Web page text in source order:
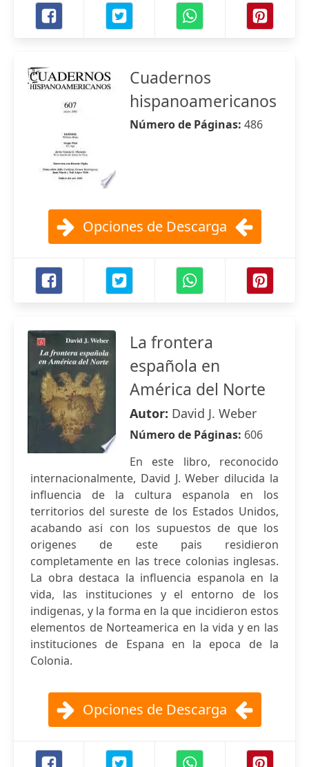
Cuadernos
hispanoamericanos
Número de Páginas: 486
Opciones de Descarga
La frontera
española en
América del Norte
Autor: David J. Weber
Número de Páginas: 606
En este libro, reconocido
internacionalmente, David J. Weber dilucida la
influencia de la cultura espanola en los
territorios del sureste de los Estados Unidos,
acabando asi con los supuestos de que los
origenes de este pais residieron
completamente en las trece colonias inglesas.
La obra destaca la influencia espanola en la
vida, las instituciones y el entorno de los
indigenas, y la forma en la que incidieron estos
elementos de Norteamerica en la vida y en las
instituciones de Espana en la epoca de la
Colonia.
Opciones de Descarga